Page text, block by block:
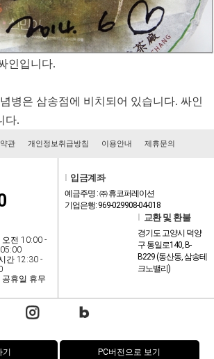
인입니다.
병은 삼송점에 비치되어 있습니다. 싸인
다.
관 개인정보취급방침 이용안내 제휴문의
오전 10:00 -
간 12:30 -
공휴일 휴무
입금계좌
예금주명 : ㈜ 휴코퍼레이션
기업은행: 969-029908-04-018
교환 및 환불
경기도 고양시 덕양
구 통일로140, B-
B229 (동산동, 삼송테
크노밸리)
PC버전으로 보기